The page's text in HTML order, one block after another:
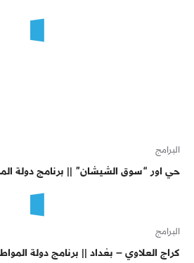
البرامج
حي اور “سوق الشيشان” || برنامج دولة
البرامج
كراج العلاوي – بغداد || برنامج دولة